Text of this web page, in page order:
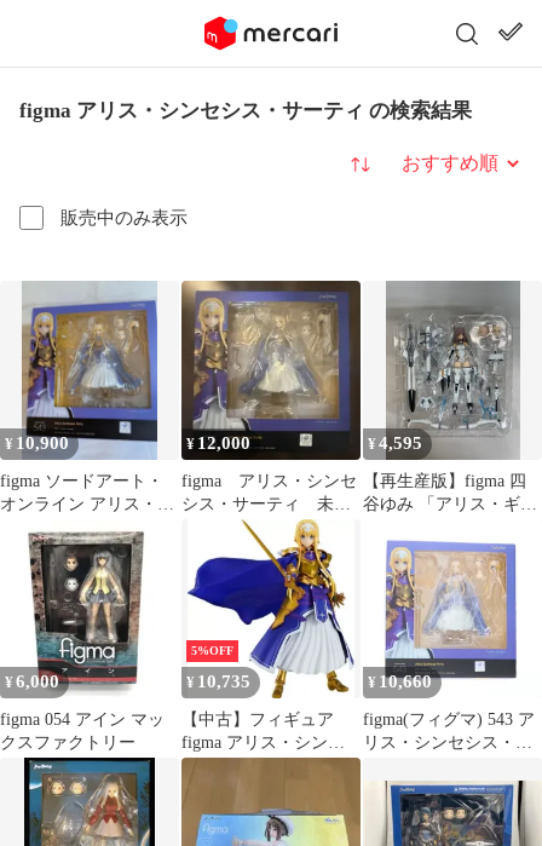
figma アリス・シンセシス・サーティ の検索結果
販売中のみ表示
並び替え
¥ 10,900
figma ソードアート・
オンライン アリス・シ
ンセシス・サーティ
¥ 12,000
figma アリス・シンセ
シス・サーティ 未開
¥4,595
【再生産版】figma 四
谷ゆみ 「アリス・ギ
¥ 6,000
figma 054 アイン マッ
クスファクトリー
5%OFF
¥ 10,735
【中古】フィギュア
figma アリス・シンセ
シス・サーティ 「ソー
ドアート・オンライン
アリシゼーション War
of Underworld」
¥ 10,660
figma(フィグマ) 543 ア
リス・シンセシス・サ
オンライン アリシゼー
ション War of
Underworld 完成品 可動